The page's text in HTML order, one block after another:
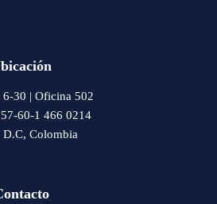
6-30 | Oficina 502
60-1 466 0214
D.C, Colombia